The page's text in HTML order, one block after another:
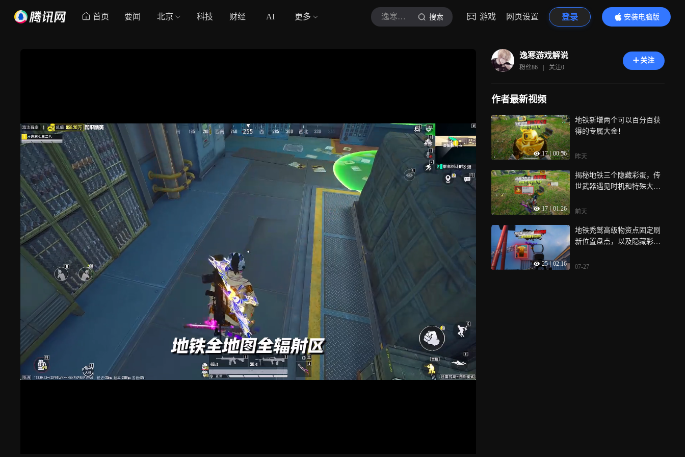
首页 要闻 北京 科技 财经 AI 更多 逸寒游戏解说 搜索 游戏 网页设置 登录
安装电脑版
内容更精彩
逸寒游戏解说
粉丝86 | 关注0
关注
作者最新视频
17 | 00:56
地铁新增两个可以百分百获
得的专属大金！
昨天
17 | 01:26
揭秘地铁三个隐藏彩蛋，传
世武器遇见时机和特殊大金
前天
25 | 02:16
地铁秃鹫高级物资点固定刷
新位置盘点，以及隐藏彩蛋
07-27